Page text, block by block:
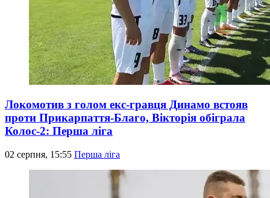
Локомотив з голом екс-гравця Динамо встояв
проти Прикарпаття-Благо, Вікторія обіграла
Колос-2: Перша ліга
02 серпня, 15:55 Перша ліга